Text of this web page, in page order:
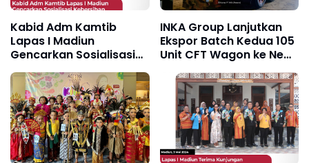
Kabid Adm Kamtib
Lapas I Madiun
Gencarkan Sosialisasi
Kebersihan dan
Ketertiban di Blok
Pendidikan
INKA Group Lanjutkan
Ekspor Batch Kedua 105
Unit CFT Wagon ke New